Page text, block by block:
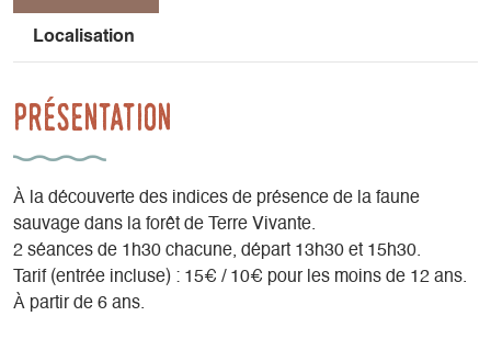
Localisation
Présentation
À la découverte des indices de présence de la faune
sauvage dans la forêt de Terre Vivante.
2 séances de 1h30 chacune, départ 13h30 et 15h30.
Tarif (entrée incluse) : 15€ / 10€ pour les moins de 12 ans.
À partir de 6 ans.